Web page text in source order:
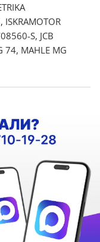
S, JCB
74, MAHLE MG